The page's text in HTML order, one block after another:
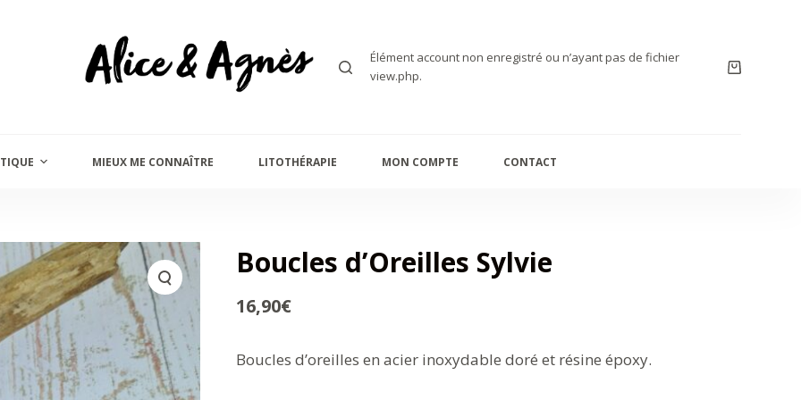
Élément account non enregistré ou n’ayant pas de fichier
view.php.
MIEUX ME CONNAÎTRE LITOTHÉRAPIE MON COMPTE CONTACT
Boucles d’Oreilles Sylvie
16,90€
Boucles d’oreilles en acier inoxydable doré et résine époxy.